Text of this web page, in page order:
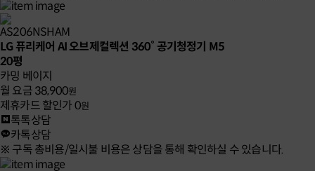
AS206NSHAM
LG 퓨리케어 AI 오브제컬렉션 360˚ 공기청정기 M5
20평
카밍 베이지
월 요금38,900원
제휴카드 할인가0원
톡톡상담
카톡상담
※ 구독 총비용/일시불 비용은 상담을 통해 확인하실 수 있습니다.